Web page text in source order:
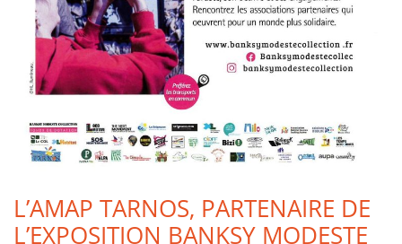
L’AMAP TARNOS, PARTENAIRE DE
L’EXPOSITION BANKSY MODESTE